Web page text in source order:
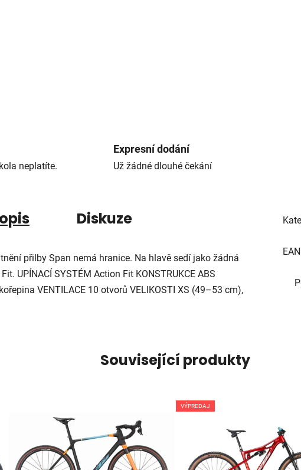
neplatíte.
Expresní dodání
Už žádné dlouhé čekání
Diskuze
přilby Span nemá hranice. Na hlavě sedí jako žádná
UPÍNACÍ SYSTÉM Action Fit KONSTRUKCE ABS
VENTILACE 10 otvorů VELIKOSTI XS (49–53 cm),
EAN
Související produkty
VÝPREDAJ